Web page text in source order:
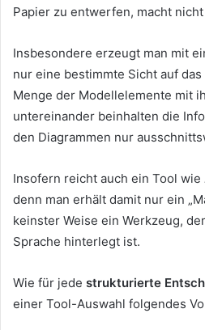
Papier zu entwerfen, macht
Insbesondere erzeugt man mit
nur eine bestimmte Sicht auf
Menge der Modellelemente mit
untereinander beinhalten die
den Diagrammen nur
Insofern reicht auch ein Tool wie
denn man erhält damit nur ein
keinster Weise ein Werkzeug,
Sprache hinterlegt ist.
Wie für jede strukturierte
einer Tool-Auswahl folgendes